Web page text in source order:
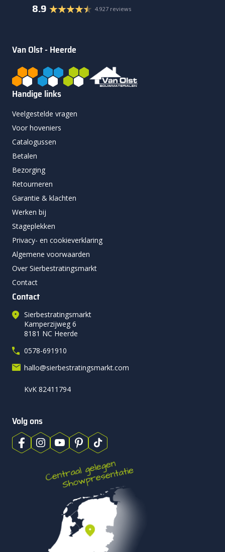
8.9 4.927 reviews
Van Olst - Heerde
Handige links
Veelgestelde vragen
Voor hoveniers
Catalogussen
Betalen
Bezorging
Retourneren
Garantie & klachten
Werken bij
Stageplekken
Privacy- en cookieverklaring
Algemene voorwaarden
Over Sierbestratingsmarkt
Contact
Contact
Sierbestratingsmarkt
Kamperzijweg 6
8181 NC Heerde
0578-691910
hallo@sierbestratingsmarkt.com
KvK 82411794
Volg ons